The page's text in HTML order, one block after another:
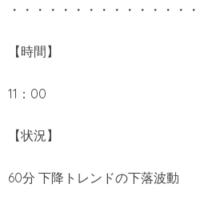
・・・・・・・・・・・・・・
【時間】
11：00
【状況】
60分 下降トレンドの下落波動